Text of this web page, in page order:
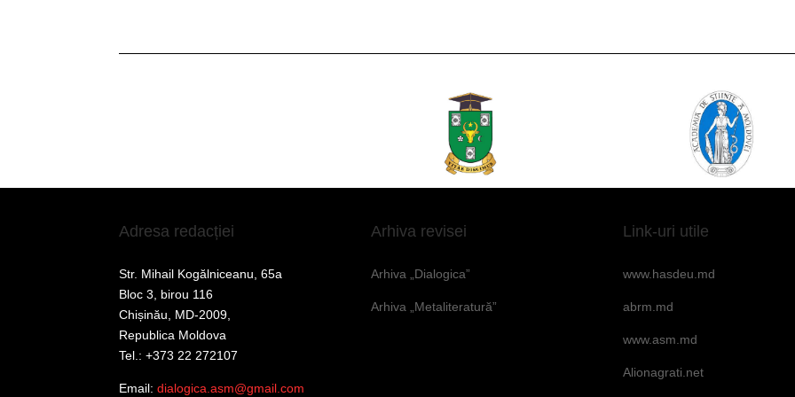
Adresa redacției Arhiva revisei Link-uri utile
Str. Mihail Kogălniceanu, 65a
Bloc 3, birou 116
Chișinău, MD-2009,
Republica Moldova
Tel.: +373 22 272107
Email:dialogica.asm@gmail.com
Arhiva „Dialogica”
Arhiva „Metaliteratură”
www.hasdeu.md
abrm.md
www.asm.md
Alionagrati.net